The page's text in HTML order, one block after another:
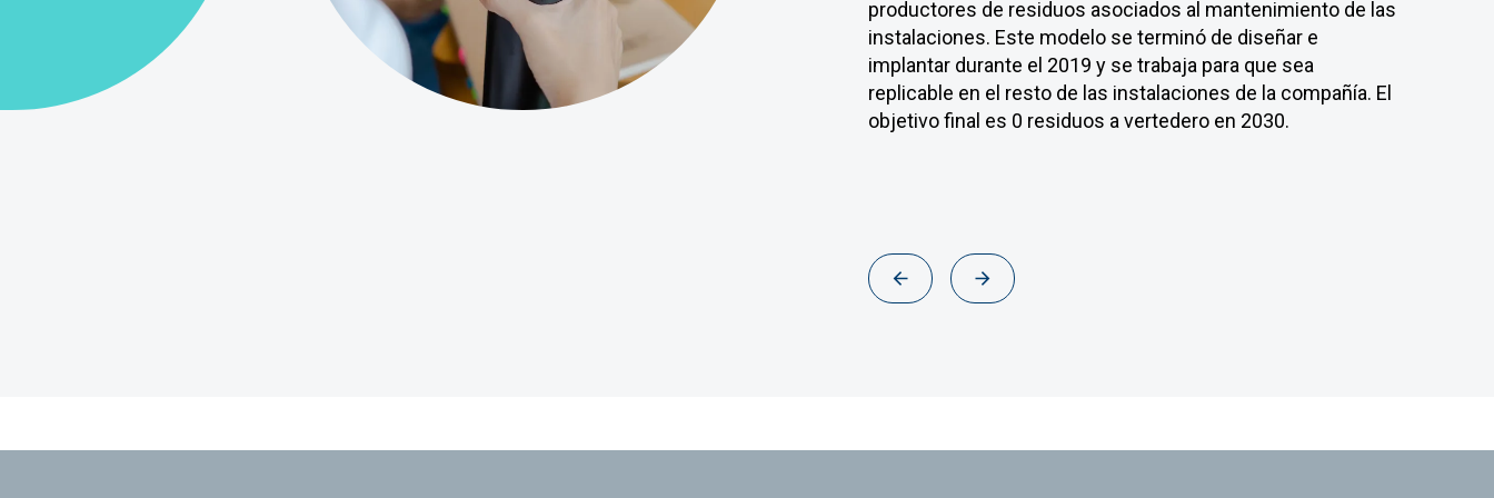
productores de residuos asociados al mantenimiento de las
instalaciones. Este modelo se terminó de diseñar e
implantar durante el 2019 y se trabaja para que sea
replicable en el resto de las instalaciones de la compañía. El
objetivo final es 0 residuos a vertedero en 2030.
innovadoras alternativas a la excavación y depósito en
vertedero, y así disminuir el volumen de residuos
generados. Hasta el momento, se han llevado a cabo
ensayos en laboratorio, relacionados con el uso de técnicas
de biorremediación o de oxidación química aplicables a los
no solo una disminución de costes, sino un beneficio
económico.
Previous Next